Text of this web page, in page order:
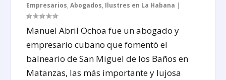
Empresarios,Abogados, Ilustres en La Habana |
Manuel Abril Ochoa fue un abogado y
empresario cubano que fomentó el
balneario de San Miguel de los Baños en
Matanzas, las más importante y lujosa